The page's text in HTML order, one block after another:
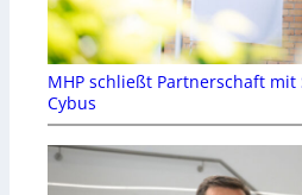
MHP schließt Partnerschaft
Cybus